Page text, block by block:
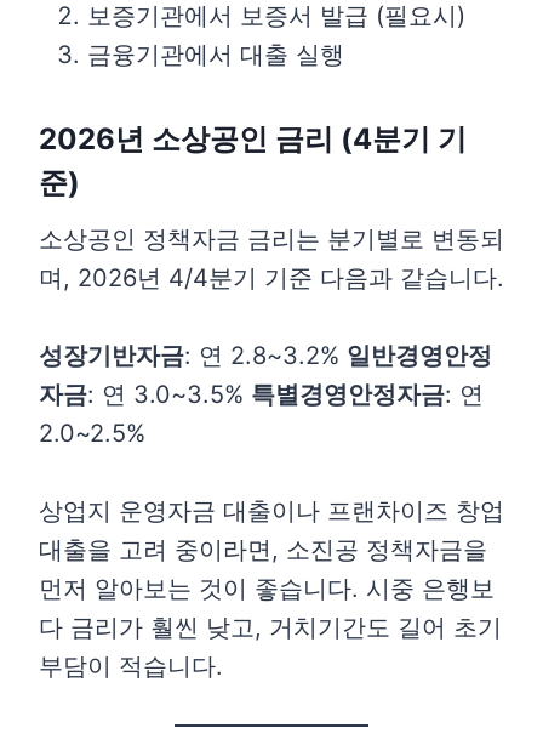
보증기관에서 보증서 발급 (필요시)
금융기관에서 대출 실행
2026년 소상공인 금리 (4분기 기
준)
소상공인 정책자금 금리는 분기별로 변동되
며, 2026년 4/4분기 기준 다음과 같습니다.
성장기반자금: 연 2.8~3.2% 일반경영안정
자금: 연 3.0~3.5% 특별경영안정자금: 연
2.0~2.5%
상업지 운영자금 대출이나 프랜차이즈 창업
대출을 고려 중이라면, 소진공 정책자금을
먼저 알아보는 것이 좋습니다. 시중 은행보
다 금리가 훨씬 낮고, 거치기간도 길어 초기
부담이 적습니다.